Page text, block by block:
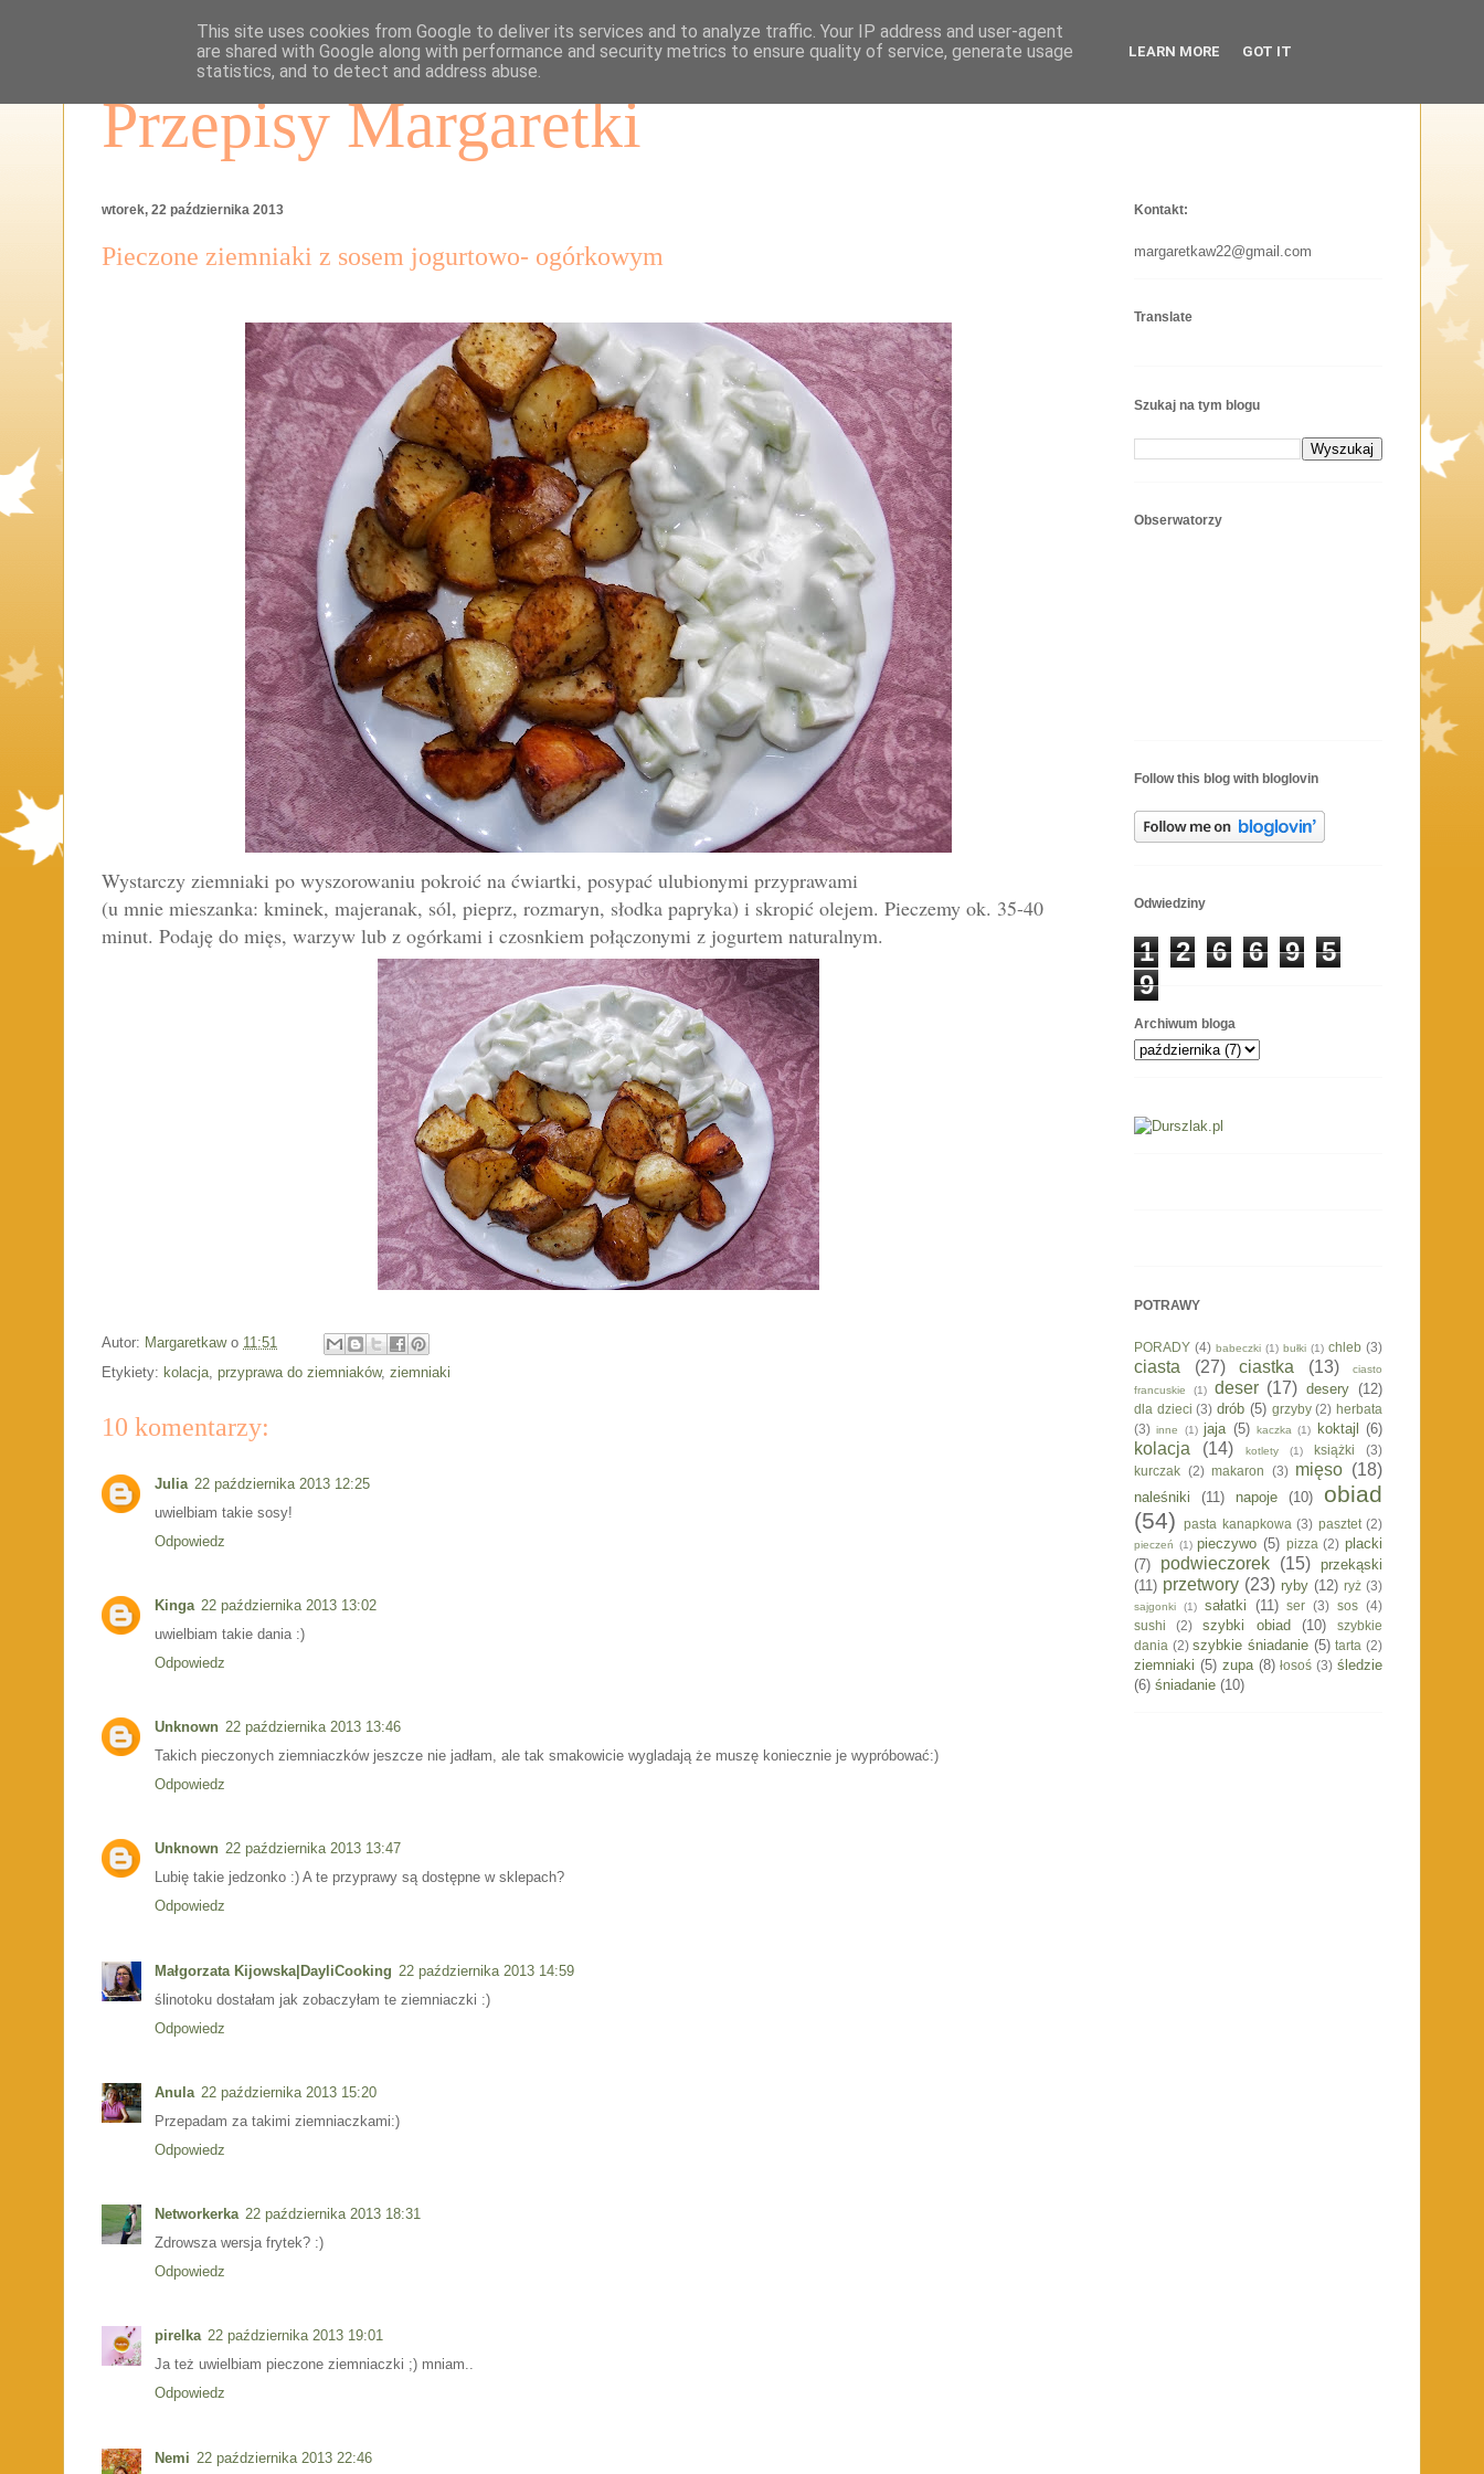
Przepisy Margaretki
wtorek, 22 października 2013
Pieczone ziemniaki z sosem jogurtowo- ogórkowym
Wystarczy ziemniaki po wyszorowaniu pokroić na ćwiartki, posypać ulubionymi przyprawami
(u mnie mieszanka: kminek, majeranak, sól, pieprz, rozmaryn, słodka papryka) i skropić olejem. Pieczemy ok. 35-40
minut. Podaję do mięs, warzyw lub z ogórkami i czosnkiem połączonymi z jogurtem naturalnym.
Autor: Margaretkaw o 11:51
Etykiety: kolacja przyprawa do ziemniaków, ziemniaki
10 komentarzy:
Julia 22 października 2013 12:25
uwielbiam takie sosy!
Odpowiedz
Kinga 22 października 2013 13:02
uwielbiam takie dania :)
Odpowiedz
Unknown 22 października 2013 13:46
Takich pieczonych ziemniaczków jeszcze nie jadłam, ale tak smakowicie wygladają że muszę koniecznie je wypróbować:)
Odpowiedz
Unknown 22 października 2013 13:47
Lubię takie jedzonko :) A te przyprawy są dostępne w sklepach?
Odpowiedz
Małgorzata Kijowska|DayliCooking 22 października 2013 14:59
ślinotoku dostałam jak zobaczyłam te ziemniaczki :)
Odpowiedz
Anula 22 października 2013 15:20
Przepadam za takimi ziemniaczkami:)
Odpowiedz
Networkerka 22 października 2013 18:31
Zdrowsza wersja frytek? :)
Odpowiedz
pirelka 22 października 2013 19:01
Ja też uwielbiam pieczone ziemniaczki ;) mniam..
Odpowiedz
Nemi 22 października 2013 22:46
Kontakt:
margaretkaw22@gmail.com
Translate
Szukaj na tym blogu
Obserwatorzy
Follow this blog with bloglovin
Odwiedziny
1 2 6 6 9
5
9
Archiwum bloga
POTRAWY
PORADY (4) babeczki (1) bułki (1) chleb (3)
ciasta (27) ciastka (13)
ciasto
francuskie
(1) deser (17) desery (12)
dla dzieci (3) drób (5) grzyby (2) herbata
(3) inne (1) jaja (5) kaczka (1) koktajl (6)
kolacja (14) kotlety (1) książki
(3)
kurczak (2) makaron (3) mięso (18)
naleśniki (11) napoje (10)
obiad
(54)
pasta kanapkowa (3) pasztet (2)
pieczeń (1) pieczywo (5) pizza (2) placki
(7)
podwieczorek (15) przekąski
(11) przetwory (23) ryby (12) ryż (3)
sajgonki (1) sałatki (11) ser (3) sos (4)
sushi
(2) szybki obiad (10)
szybkie
dania (2) szybkie śniadanie (5) tarta (2)
ziemniaki (5) zupa (8) łosoś (3) śledzie
(6) śniadanie (10)
This site uses cookies from Google to deliver its services and to analyze traffic. Your IP address and user-agent
are shared with Google along with performance and security metrics to ensure quality of service, generate usage
statistics, and to detect and address abuse.
LEARN MORE GOT IT